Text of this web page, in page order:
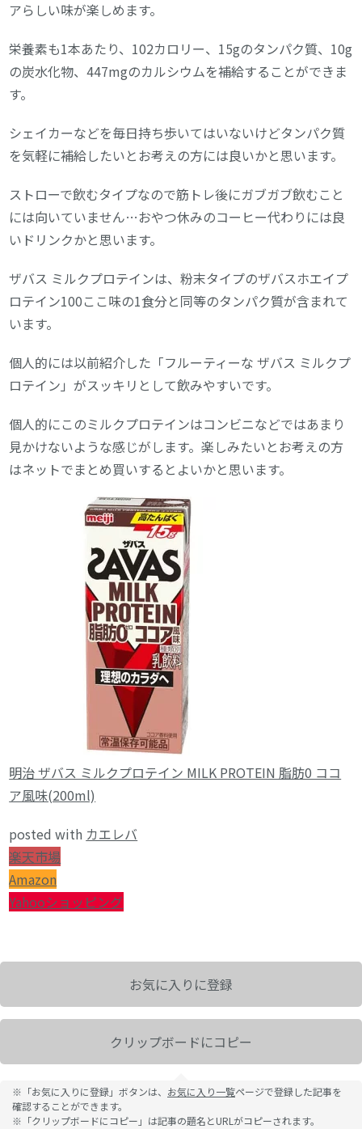
アらしい味が楽しめます。
栄養素も1本あたり、102カロリー、15gのタンパク質、10g
の炭水化物、447mgのカルシウムを補給することができま
す。
シェイカーなどを毎日持ち歩いてはいないけどタンパク質
を気軽に補給したいとお考えの方には良いかと思います。
ストローで飲むタイプなので筋トレ後にガブガブ飲むこと
には向いていません…おやつ休みのコーヒー代わりには良
いドリンクかと思います。
ザバス ミルクプロテインは、粉末タイプのザバスホエイプ
ロテイン100ここ味の1食分と同等のタンパク質が含まれて
います。
個人的には以前紹介した「フルーティーな ザバス ミルクプ
ロテイン」がスッキリとして飲みやすいです。
個人的にこのミルクプロテインはコンビニなどではあまり
見かけないような感じがします。楽しみたいとお考えの方
はネットでまとめ買いするとよいかと思います。
明治 ザバス ミルクプロテイン MILK PROTEIN 脂肪0 ココ
ア風味(200ml)
posted with カエレバ
楽天市場
Amazon
Yahooショッピング
お気に入りに登録
クリップボードにコピー
※「お気に入りに登録」ボタンは、 お気に入り一覧ページで登録した記事を
確認することができます。
※「クリップボードにコピー」は記事の題名とURLがコピーされます。